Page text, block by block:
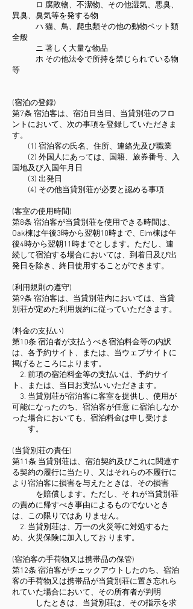
ロ 腐敗物、不潔物、その他湿気、悪臭、
異臭、臭気等を発する物
ハ 猫、鳥、爬虫類その他の動物ペット類
全般
ニ 著しく大量な物品
ホ その他法令で所持を禁じられている物
等
(宿泊の登録)
第7条 宿泊客は、宿泊日当日、当貸別荘のフロ
ントにおいて、次の事項を登録していただきま
す。
(1) 宿泊客の氏名、住所、連絡先及び職業
(2) 外国人にあっては、国籍、旅券番号、入
国地及び入国年月日
(3) 出発日
(4) その他当貸別荘が必要と認める事項
(客室の使用時間)
第8条 宿泊客が当貸別荘を使用できる時間は、
Oak棟は午後3時から翌朝10時まで、Elm棟は午
後4時から翌朝11時までとします。ただし、連
続して宿泊する場合においては、到着日及び出
発日を除き、終日使用することができます。
(利用規則の遵守)
第9条 宿泊客は、当貸別荘内においては、当貸
別荘が定めた利用規約に従っていただきます。
(料金の支払い)
第10条 宿泊者が支払うべき宿泊料金等の内訳
は、各予約サイト、または、当ウェブサイトに
掲げるところによります。
2. 前項の宿泊料金等の支払いは、予約サイ
ト、または、当日お支払いいただきます。
3. 当貸別荘が宿泊客に客室を提供し、使用が
可能になったのち、宿泊客が任意 に宿泊しなか
った場合においても、宿泊料金は申し受けま
す。
(当貸別荘の責任)
第11条 当貸別荘は、宿泊契約及びこれに関連す
る契約の履行に当たり、又はそれらの不履行に
より宿泊客に損害を与えたときは、その損害
を賠償します。ただし、そ れが当貸別荘
の責めに帰すべき事由によるものでないとき
は、この限りではあ りません。
2. 当貸別荘は、万一の火災等に対処するた
め、 火災保険に加入してお ります。
(宿泊客の手荷物又は携帯品の保管)
第12条 宿泊客がチェックアウトしたのち、宿泊
客の手荷物又は携帯品が当貸別荘に置き忘れら
れていた場合において、その所有者が判明
したときは、当貸別荘は、その指示を求